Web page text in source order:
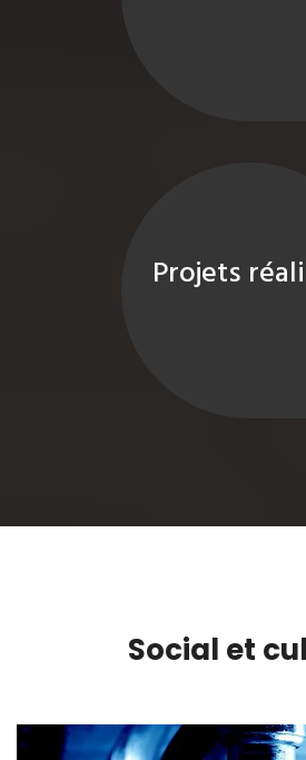
Projets
Social et